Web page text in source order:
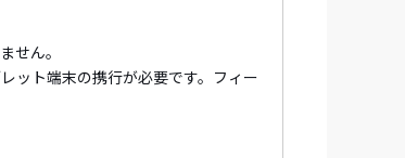
せん。
ット端末の携行が必要です。フィー